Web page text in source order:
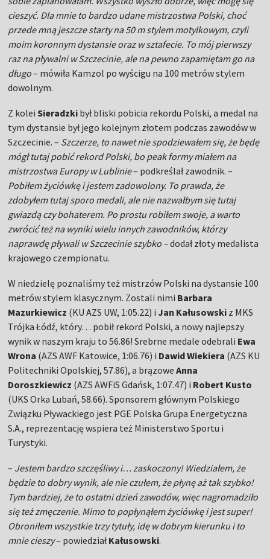
cieszyć. Dla mnie to bardzo udane mistrzostwa Polski, choć
przede mną jeszcze starty na 50 m stylem motylkowym, czyli
moim koronnym dystansie oraz w sztafecie. To mój pierwszy
raz na pływalni w Szczecinie, ale na pewno zapamiętam go na
długo– mówiła Kamzol po wyścigu na 100 metrów stylem
dowolnym.
Z koleiSieradzki był bliski pobicia rekordu Polski, a medal na
tym dystansie był jego kolejnym złotem podczas zawodów w
Szczecinie. – Szczerze, to nawet nie spodziewałem się, że będę
mógł tutaj pobić rekord Polski, bo peak formy miałem na
mistrzostwa Europy w Lublinie– podkreślał zawodnik. –
Pobiłem życiówkę i jestem zadowolony. To prawda, że
zdobyłem tutaj sporo medali, ale nie nazwałbym się tutaj
gwiazdą czy bohaterem. Po prostu robiłem swoje, a warto
zwrócić też na wyniki wielu innych zawodników, którzy
naprawdę pływali w Szczecinie szybko –dodał złoty medalista
krajowego czempionatu.
W niedzielę poznaliśmy też mistrzów Polski na dystansie 100
metrów stylem klasycznym. Zostali nimi Barbara
Mazurkiewicz (KU AZS UW, 1:05.22) i Jan Kałusowski z MKS
Trójka Łódź, który… pobił rekord Polski, a nowy najlepszy
wynik w naszym kraju to 56.86! Srebrne medale odebrali Ewa
Wrona (AZS AWF Katowice, 1:06.76) i Dawid Wiekiera (AZS KU
Politechniki Opolskiej, 57.86), a brązoweAnna
Doroszkiewicz (AZS AWFiS Gdańsk, 1:07.47) i Robert Kusto
(UKS Orka Lubań, 58.66). Sponsorem głównym Polskiego
Związku Pływackiego jest PGE Polska Grupa Energetyczna
S.A., reprezentację wspiera też Ministerstwo Sportu i
Turystyki.
– Jestem bardzo szczęśliwy i… zaskoczony! Wiedziałem, że
będzie to dobry wynik, ale nie czułem, że płynę aż tak szybko!
Tym bardziej, że to ostatni dzień zawodów, więc nagromadziło
się też zmęczenie. Mimo to popłynąłem życiówkę i jest super!
Obroniłem wszystkie trzy tytuły, idę w dobrym kierunku i to
mnie cieszy– powiedziałKałusowski.